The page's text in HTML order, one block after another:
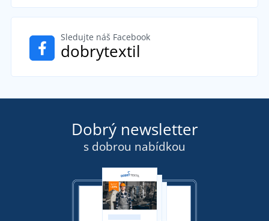
Sledujte náš Facebook
dobrytextil
Dobrý newsletter
s dobrou nabídkou